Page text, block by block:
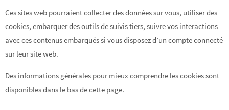
Ces sites web pourraient collecter des données sur vous, utiliser des
cookies, embarquer des outils de suivis tiers, suivre vos interactions
avec ces contenus embarqués si vous disposez d’un compte connecté
sur leur site web.
Des informations générales pour mieux comprendre les cookies sont
disponibles dans le bas de cette page.